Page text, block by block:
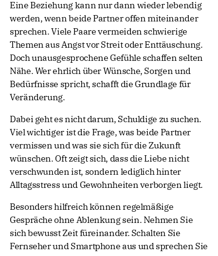
Eine Beziehung kann nur dann wieder lebendig
werden, wenn beide Partner offen miteinander
sprechen. Viele Paare vermeiden schwierige
Themen aus Angst vor Streit oder Enttäuschung.
Doch unausgesprochene Gefühle schaffen selten
Nähe. Wer ehrlich über Wünsche, Sorgen und
Bedürfnisse spricht, schafft die Grundlage für
Veränderung.
Dabei geht es nicht darum, Schuldige zu suchen.
Viel wichtiger ist die Frage, was beide Partner
vermissen und was sie sich für die Zukunft
wünschen. Oft zeigt sich, dass die Liebe nicht
verschwunden ist, sondern lediglich hinter
Alltagsstress und Gewohnheiten verborgen liegt.
Besonders hilfreich können regelmäßige
Gespräche ohne Ablenkung sein. Nehmen Sie
sich bewusst Zeit füreinander. Schalten Sie
Fernseher und Smartphone aus und sprechen Sie